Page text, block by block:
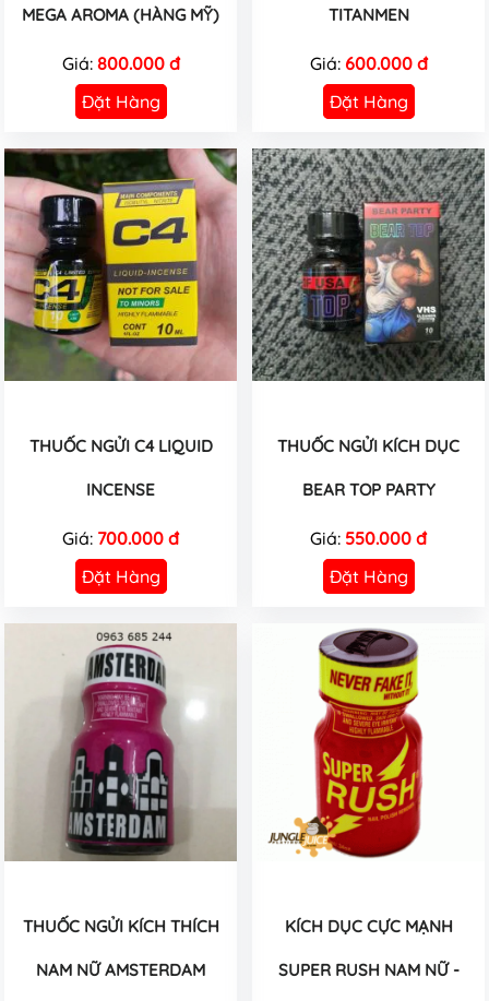
MEGA AROMA (HÀNG MỸ)
Giá: 800.000 đ
Đặt Hàng
TITANMEN
Giá: 600.000 đ
Đặt Hàng
THUỐC NGỬI C4 LIQUID
INCENSE
Giá: 700.000 đ
Đặt Hàng
THUỐC NGỬI KÍCH DỤC
BEAR TOP PARTY
Giá: 550.000 đ
Đặt Hàng
THUỐC NGỬI KÍCH THÍCH
NAM NỮ AMSTERDAM
KÍCH DỤC CỰC MẠNH
SUPER RUSH NAM NỮ -